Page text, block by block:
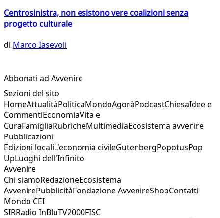
Centrosinistra, non esistono vere coalizioni senza
progetto culturale
di Marco Iasevoli
Abbonati ad Avvenire
Sezioni del sito
HomeAttualitàPoliticaMondoAgoràPodcastChiesaIdee e
CommentiEconomiaVita e
CuraFamigliaRubricheMultimediaEcosistema avvenire
Pubblicazioni
Edizioni localiL'economia civileGutenbergPopotusPop
UpLuoghi dell'Infinito
Avvenire
Chi siamoRedazioneEcosistema
AvvenirePubblicitàFondazione AvvenireShopContatti
Mondo CEI
SIRRadio InBluTV2000FISC